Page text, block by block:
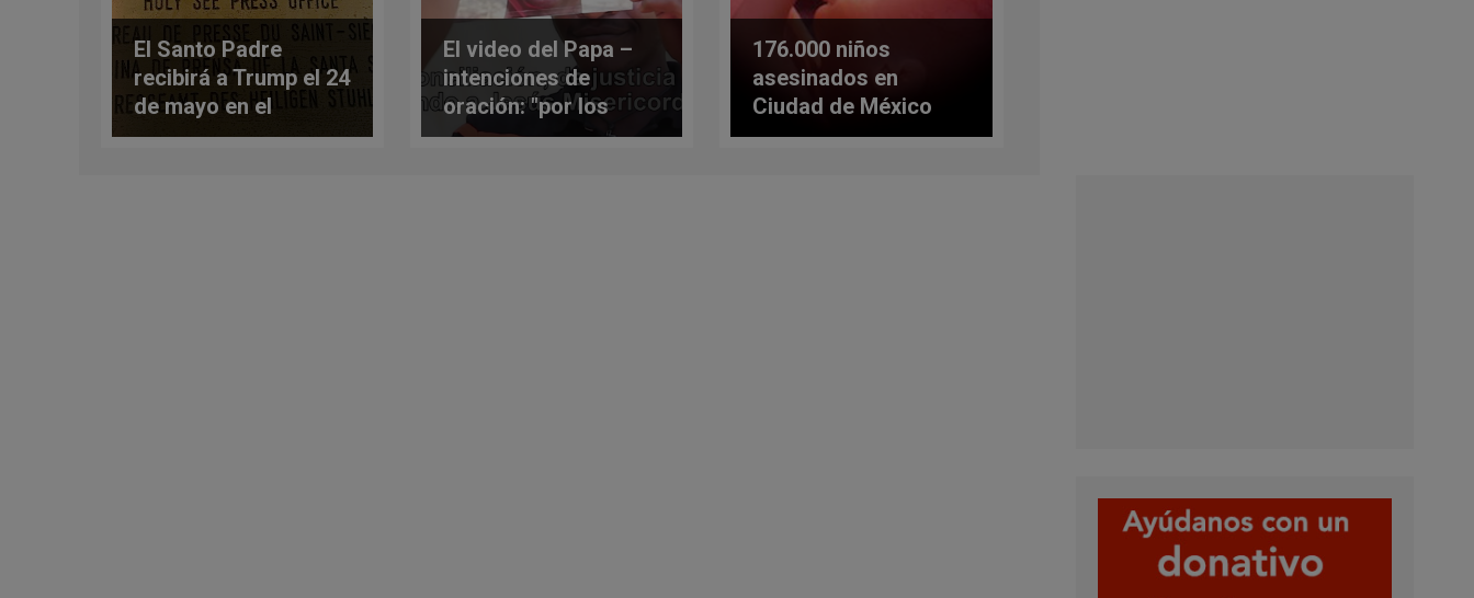
El Santo Padre
recibirá a Trump el 24
de mayo en el
Vaticano
El video del Papa –
intenciones de
oración: "por los
cristianos de África"
176.000 niños
asesinados en
Ciudad de México